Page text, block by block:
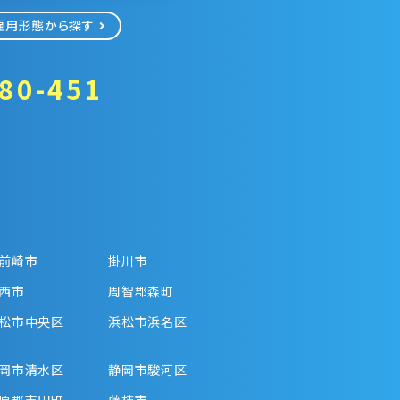
用形態から探す
451
崎市
掛川市
市
周智郡森町
市中央区
浜松市浜名区
市清水区
静岡市駿河区